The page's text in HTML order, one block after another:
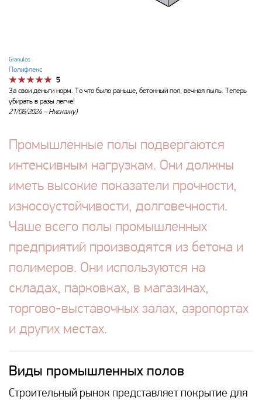
Granulos
Полифлекс
5
За свои деньги норм. То что было раньше, бетонный пол, вечная пыль. Теперь
убирать в разы легче!
21/06/2024 –Нискажу)
Промышленные полы подвергаются
интенсивным нагрузкам. Они должны
иметь высокие показатели прочности,
износоустойчивости, долговечности.
Чаше всего полы промышленных
предприятий производятся из бетона и
полимеров. Они используются на
складах, парковках, в магазинах,
торгово-выставочных залах, аэропортах
и других местах.
Виды промышленных полов
Строительный рынок представляет покрытие для